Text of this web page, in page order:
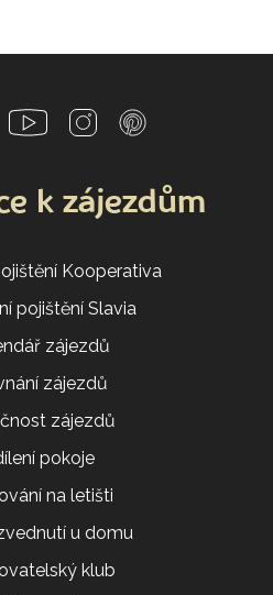
k zájezdům
Kooperativa
pojištění Slavia
zájezdů
zájezdů
zájezdů
pokoje
na letišti
u domu
klub